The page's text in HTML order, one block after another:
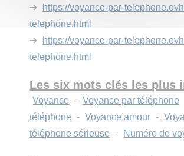
➔
https://voyance-par-
telephone.html
➔
https://voyance-par-
telephone.html
Les six mots clés les plus
Voyance - Voyance par téléphone
téléphone - Voyance amour -
téléphone sérieuse - Numéro de